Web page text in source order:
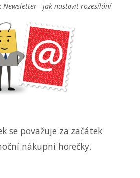
Newsletter - jak nastavit rozesílání
se považuje za začátek
nákupní horečky.